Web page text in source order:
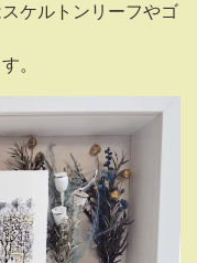
ケルトンリーフやゴ
。